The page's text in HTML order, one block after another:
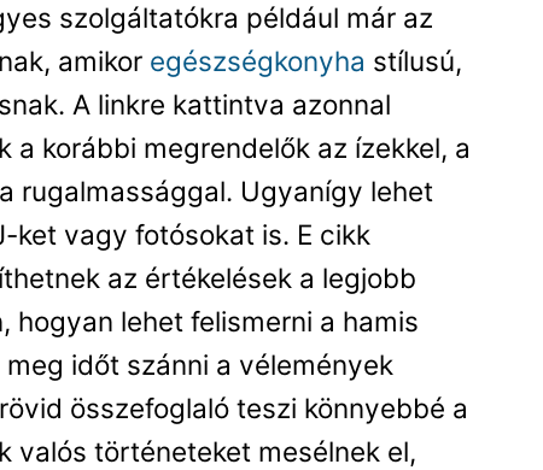
szolgáltatókra például már az
amikor egészségkonyha stílusú,
A linkre kattintva azonnal
a korábbi megrendelők az ízekkel, a
rugalmassággal. Ugyanígy lehet
ket vagy fotósokat is. E cikk
az értékelések a legjobb
hogyan lehet felismerni a hamis
időt szánni a vélemények
összefoglaló teszi könnyebbé a
valós történeteket mesélnek el,